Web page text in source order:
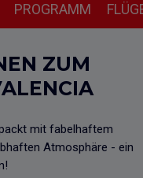
PROGRAMM
ZUM
mit fabelhaftem
Atmosphäre - ein